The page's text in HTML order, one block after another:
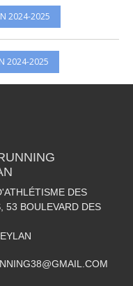
2024-2025
2024-2025
DES
53 BOULEVARD DES